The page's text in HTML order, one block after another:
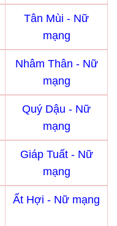
Tân Mùi - Nữ
mạng
Nhâm Thân - Nữ
mạng
Quý Dậu - Nữ
mạng
Giáp Tuất - Nữ
mạng
Ất Hợi - Nữ mạng